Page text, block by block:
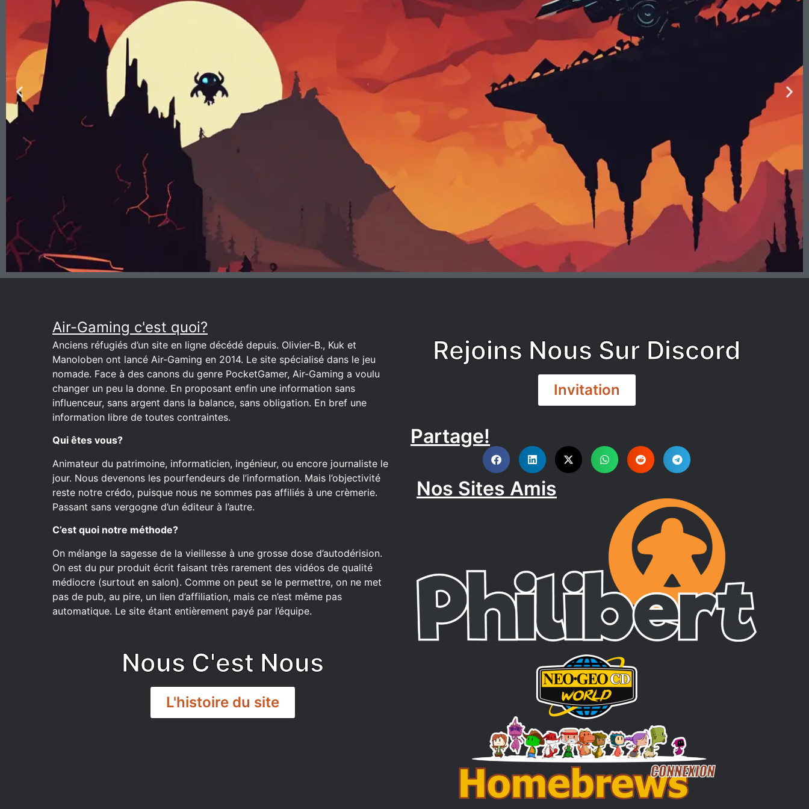
Air-Gaming c'est quoi?
Anciens réfugiés d’un site en ligne décédé depuis. Olivier-B., Kuk et
Manoloben ont lancé Air-Gaming en 2014. Le site spécialisé dans le jeu
nomade. Face à des canons du genre PocketGamer, Air-Gaming a voulu
changer un peu la donne. En proposant enfin une information sans
influenceur, sans argent dans la balance, sans obligation. En bref une
information libre de toutes contraintes.
Qui êtes vous?
Animateur du patrimoine, informaticien, ingénieur, ou encore journaliste le
jour. Nous devenons les pourfendeurs de l’information. Mais l’objectivité
reste notre crédo, puisque nous ne sommes pas affiliés à une crèmerie.
Passant sans vergogne d’un éditeur à l’autre.
C’est quoi notre méthode?
On mélange la sagesse de la vieillesse à une grosse dose d’autodérision.
On est du pur produit écrit faisant très rarement des vidéos de qualité
médiocre (surtout en salon). Comme on peut se le permettre, on ne met
pas de pub, au pire, un lien d’affiliation, mais ce n’est même pas
automatique. Le site étant entièrement payé par l’équipe.
Nous C'est Nous
L'histoire du site
Rejoins Nous Sur Discord
Invitation
DISCORD
Partage!
Nos Sites Amis